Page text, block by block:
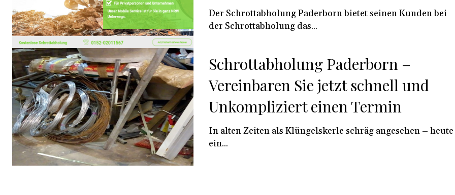
Der Schrottabholung Paderborn bietet seinen Kunden bei
der Schrottabholung das...
Schrottabholung Paderborn –
Vereinbaren Sie jetzt schnell und
Unkompliziert einen Termin
In alten Zeiten als Klüngelskerle schräg angesehen – heute
ein...